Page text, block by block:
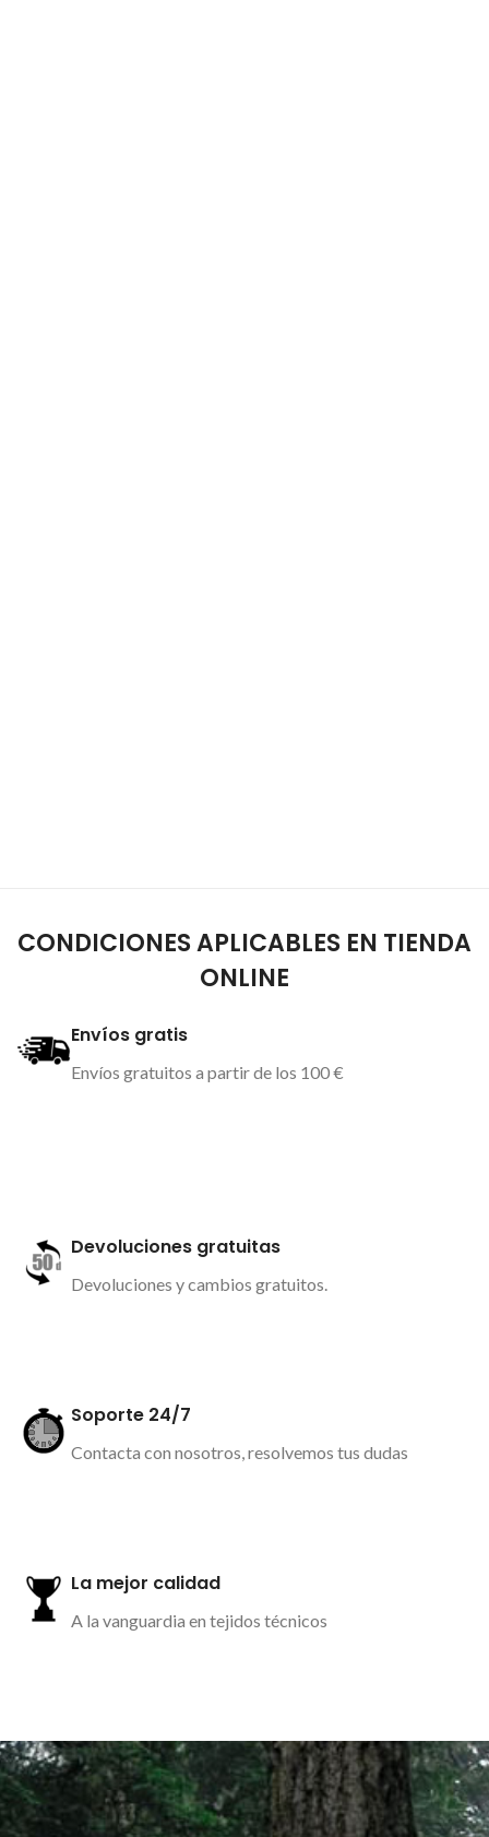
CONDICIONES APLICABLES EN TIENDA
ONLINE
Envíos gratis
Envíos gratuitos a partir de los 100 €
Devoluciones gratuitas
Devoluciones y cambios gratuitos.
Soporte 24/7
Contacta con nosotros, resolvemos tus dudas
La mejor calidad
A la vanguardia en tejidos técnicos